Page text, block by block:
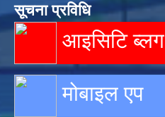
सूचना प्रविधि
आइसिटि ब्लग
मोबाइल एप